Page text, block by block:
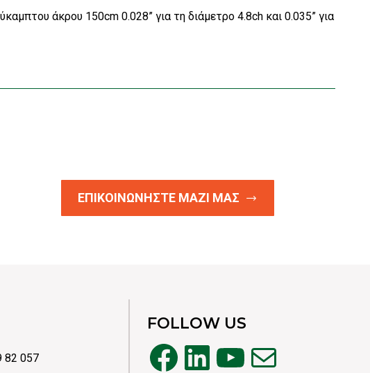
άκρου 150cm 0.028” για τη διάμετρο 4.8ch και 0.035” για
ΕΠΙΚΟΙΝΩΝΗΣΤΕ ΜΑΖΙ ΜΑΣ
82 057
FOLLOW US
Facebook
Linkedin
YouTube
Mail